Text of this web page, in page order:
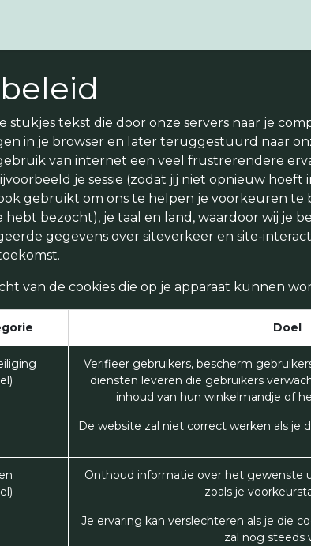
stukjes tekst die door onze servers naar je
in je browser en later teruggestuurd naar
van internet een veel frustrerendere
je sessie (zodat jij niet opnieuw
gebruikt om ons te helpen je voorkeuren
hebt bezocht), je taal en land, waardoor wij je
gegevens over siteverkeer en site-
van de cookies die op je apparaat kunnen
Doel
Verifieer gebruikers, bescherm
diensten leveren die gebruikers
inhoud van hun winkelmandje of
De website zal niet correct werken als je
Onthoud informatie over het gewenste
zoals je
Je ervaring kan verslechteren als je die
zal nog steeds